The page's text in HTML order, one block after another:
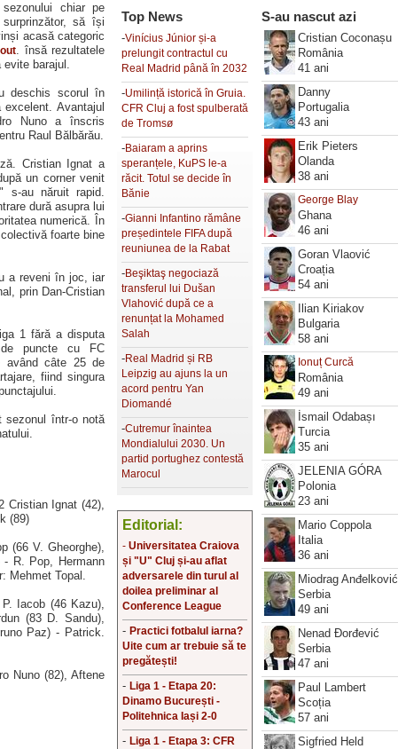
chiar pe
să își
acasă categoric
. însă rezultatele
evite barajul.
deschis scorul în
Avantajul
Nuno a înscris
Raul Bălbărău.
Cristian Ignat a
un corner venit
s-au năruit rapid.
dură asupra lui
numerică. În
foarte bine
a reveni în joc, iar
prin Dan-Cristian
1 fără a disputa
de puncte cu FC
având câte 25 de
fiind singura
sezonul într-o notă
Cristian Ignat (42),
(89)
(66 V. Gheorghe),
- R. Pop, Hermann
Mehmet Topal.
Iacob (46 Kazu),
(83 D. Sandu),
Paz) - Patrick.
Nuno (82), Aftene
Top News
-Vinícius Júnior și-a
prelungit contractul cu
Real Madrid până în 2032
-Umilință istorică în Gruia.
CFR Cluj a fost spulberată
de Tromsø
-Baiaram a aprins
speranțele, KuPS le-a
răcit. Totul se decide în
Bănie
-Gianni Infantino rămâne
președintele FIFA după
reuniunea de la Rabat
-Beşiktaş negociază
transferul lui Dušan
Vlahović după ce a
renunțat la Mohamed
Salah
-Real Madrid și RB
Leipzig au ajuns la un
acord pentru Yan
Diomandé
-Cutremur înaintea
Mondialului 2030. Un
partid portughez contestă
Marocul
Editorial:
- Universitatea Craiova
și "U" Cluj și-au aflat
adversarele din turul al
doilea preliminar al
Conference League
- Practici fotbalul iarna?
Uite cum ar trebuie să te
pregătești!
- Liga 1 - Etapa 20:
Dinamo București -
Politehnica Iași 2-0
- Liga 1 - Etapa 3: CFR
S-au nascut azi
Cristian Coconașu
România
41 ani
Danny
Portugalia
43 ani
Erik Pieters
Olanda
38 ani
George Blay
Ghana
46 ani
Goran Vlaović
Croația
54 ani
Ilian Kiriakov
Bulgaria
58 ani
Ionuț Curcă
România
49 ani
İsmail Odabașı
Turcia
35 ani
JELENIA GÓRA
Polonia
23 ani
Mario Coppola
Italia
36 ani
Miodrag Anđelković
Serbia
49 ani
Nenad Đorđević
Serbia
47 ani
Paul Lambert
Scoția
57 ani
Sigfried Held